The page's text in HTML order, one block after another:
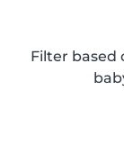
Filter based